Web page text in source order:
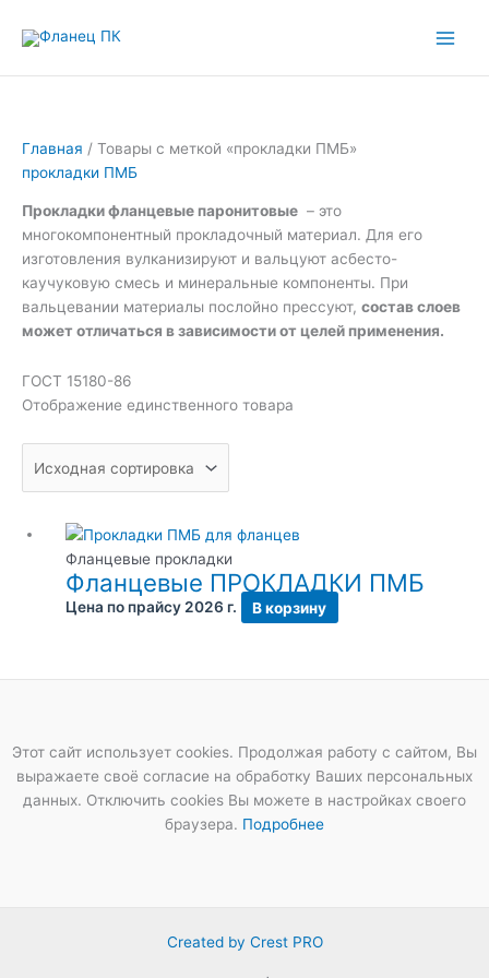
Главная / Товары с меткой «прокладки ПМБ»
прокладки ПМБ
Прокладки фланцевые паронитовые – это
многокомпонентный прокладочный материал. Для его
изготовления вулканизируют и вальцуют асбесто-
каучуковую смесь и минеральные компоненты. При
вальцевании материалы послойно прессуют, состав слоев
может отличаться в зависимости от целей применения.
ГОСТ 15180-86
Отображение единственного товара
Фланцевые прокладки
Фланцевые ПРОКЛАДКИ ПМБ
Цена по прайсу 2026 г. В корзину
Этот сайт использует cookies. Продолжая работу с сайтом, Вы
выражаете своё согласие на обработку Ваших персональных
данных. Отключить cookies Вы можете в настройках своего
браузера. Подробнее
Created by Crest PRO